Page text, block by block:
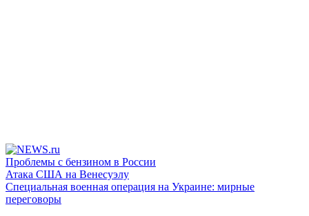
Проблемы с бензином в России
Атака США на Венесуэлу
Специальная военная операция на Украине: мирные
переговоры